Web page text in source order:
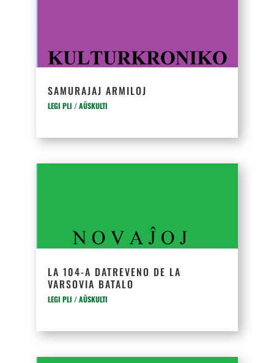
SAMURAJAJ ARMILOJ
LEGI PLI / AŬSKULTI
LA 104-A DATREVENO DE LA
VARSOVIA BATALO
LEGI PLI / AŬSKULTI